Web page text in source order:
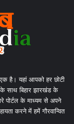
है। यहां आपको हर छोटी
साथ बिहार झारखंड के
पोर्टल के माध्यम से अपने
करने में हमें गौरवान्वित